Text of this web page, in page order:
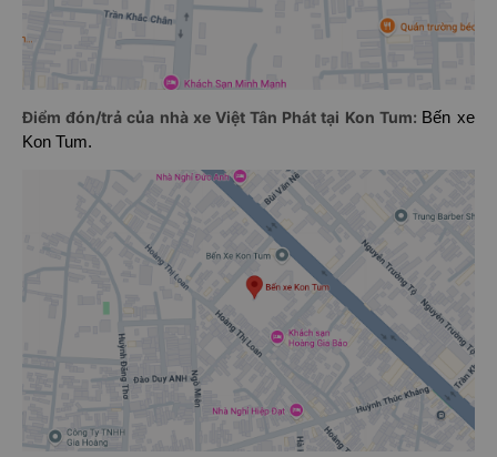
Điểm đón/trả của nhà xe Việt Tân Phát tại Kon Tum: Bến xe
Kon Tum.